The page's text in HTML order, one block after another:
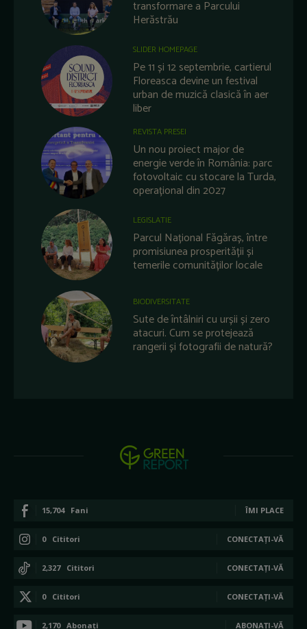
transformare a Parcului
Herăstrău
SLIDER HOMEPAGE
Pe 11 și 12 septembrie, cartierul
Floreasca devine un festival
urban de muzică clasică în aer
liber
REVISTA PRESEI
Un nou proiect major de
energie verde în România: parc
fotovoltaic cu stocare la Turda,
operațional din 2027
LEGISLATIE
Parcul Național Făgăraș, între
promisiunea prosperității și
temerile comunităților locale
BIODIVERSITATE
Sute de întâlniri cu urșii și zero
atacuri. Cum se protejează
rangerii și fotografii de natură?
15,704 Fani ÎMI PLACE
0 Cititori CONECTAȚI-VĂ
2,327 Cititori CONECTAȚI-VĂ
0 Cititori CONECTAȚI-VĂ
2,170 Abonați ABONAȚI-VĂ